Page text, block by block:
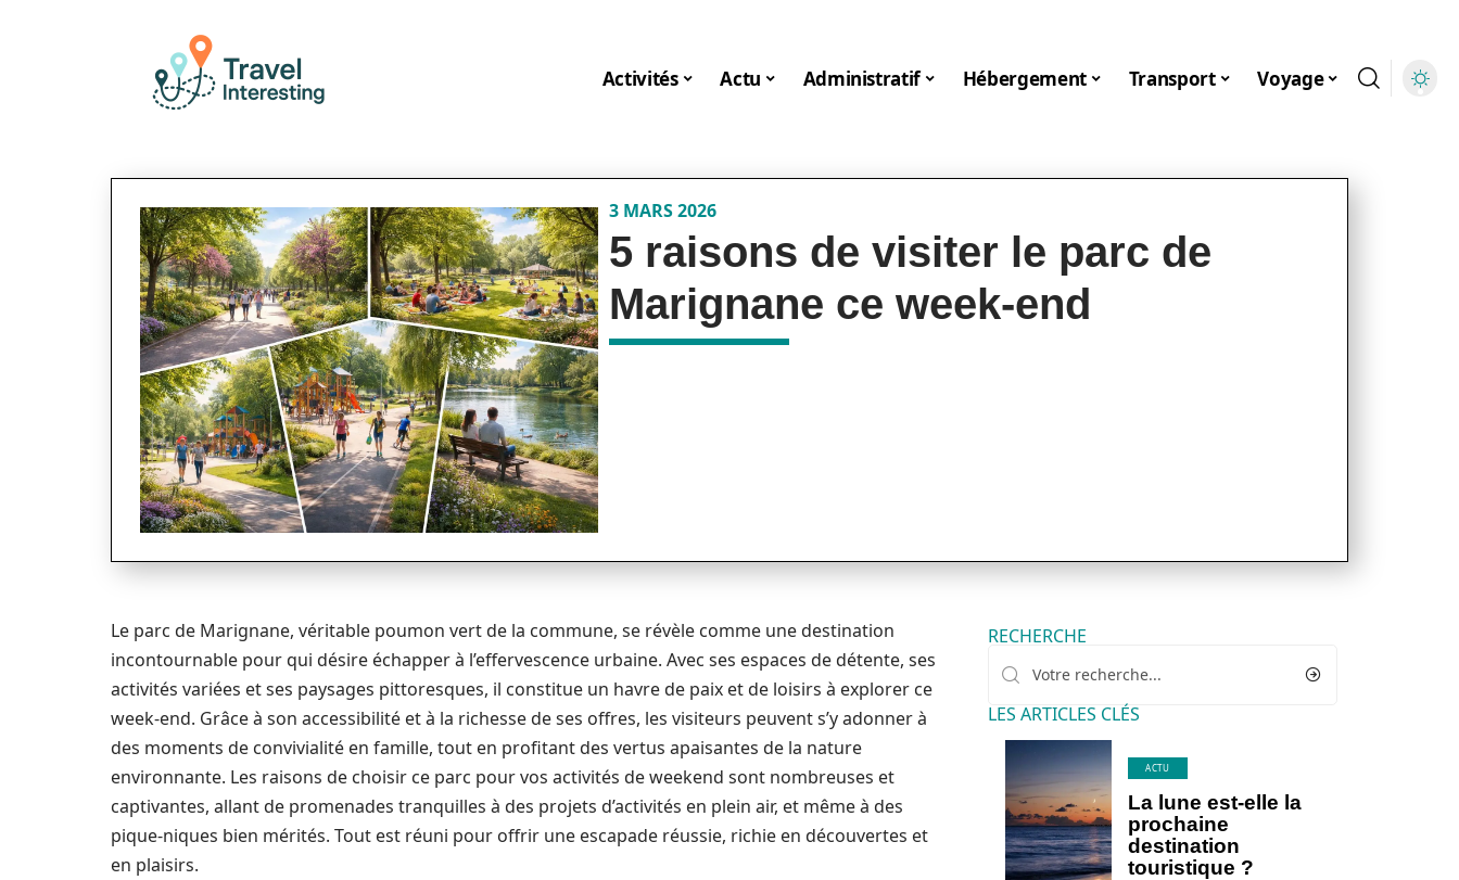
Activités Actu Administratif Hébergement Transport Voyage
3 MARS 2026
5 raisons de visiter le parc de
Marignane ce week-end
Le parc de Marignane, véritable poumon vert de la commune, se révèle comme une destination
incontournable pour qui désire échapper à l’effervescence urbaine. Avec ses espaces de détente, ses
activités variées et ses paysages pittoresques, il constitue un havre de paix et de loisirs à explorer ce
week-end. Grâce à son accessibilité et à la richesse de ses offres, les visiteurs peuvent s’y adonner à
des moments de convivialité en famille, tout en profitant des vertus apaisantes de la nature
environnante. Les raisons de choisir ce parc pour vos activités de weekend sont nombreuses et
captivantes, allant de promenades tranquilles à des projets d’activités en plein air, et même à des
pique-niques bien mérités. Tout est réuni pour offrir une escapade réussie, richie en découvertes et
en plaisirs.
RECHERCHE
LES ARTICLES CLÉS
ACTU
La lune est-elle la
prochaine
destination
touristique ?